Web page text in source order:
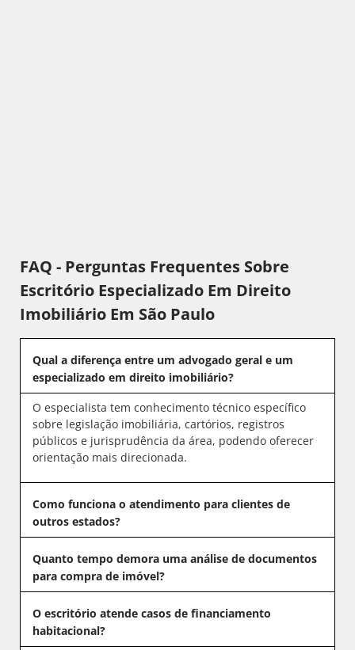
FAQ - Perguntas Frequentes Sobre
Escritório Especializado Em Direito
Imobiliário Em São Paulo
Qual a diferença entre um advogado geral e um
especializado em direito imobiliário?
O especialista tem conhecimento técnico específico
sobre legislação imobiliária, cartórios, registros
públicos e jurisprudência da área, podendo oferecer
orientação mais direcionada.
Como funciona o atendimento para clientes de
outros estados?
Quanto tempo demora uma análise de documentos
para compra de imóvel?
O escritório atende casos de financiamento
habitacional?